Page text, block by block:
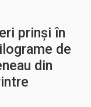
prinși în
de
din